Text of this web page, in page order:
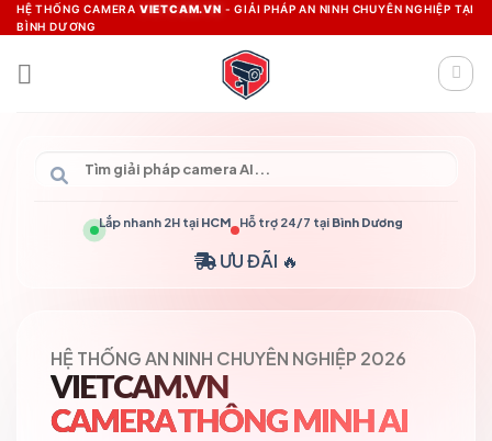
Skip
to
content
HỆ THỐNG CAMERA VIETCAM.VN - GIẢI PHÁP AN NINH CHUYÊN NGHIỆP TẠI
BÌNH DƯƠNG
Lắp nhanh 2H tại HCM Hỗ trợ 24/7 tại Bình Dương
ƯU ĐÃI 🔥
HỆ THỐNG AN NINH CHUYÊN NGHIỆP 2026
VIETCAM.VN
CAMERA THÔNG MINH AI